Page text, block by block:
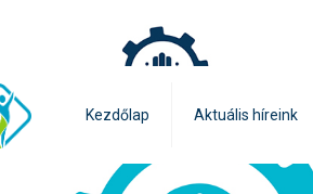
Kezdőlap Aktuális híreink